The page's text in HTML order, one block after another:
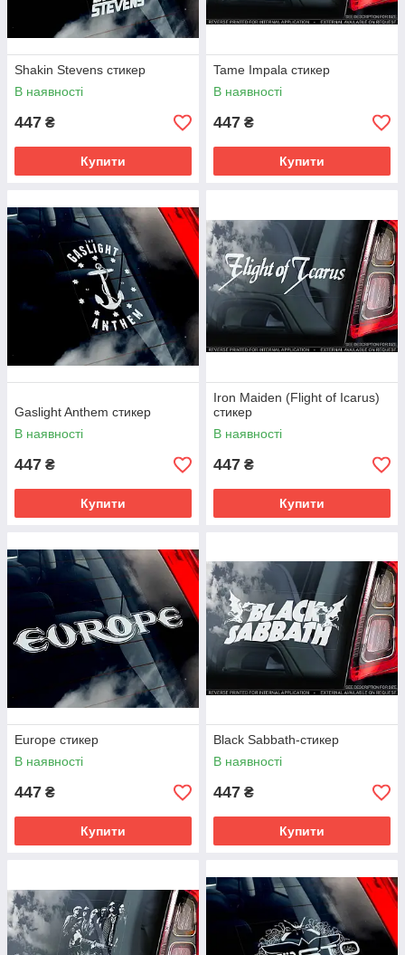
Shakin Stevens стикер
В наявності
447 ₴
Купити
Tame Impala стикер
В наявності
447 ₴
Купити
Gaslight Anthem стикер
В наявності
447 ₴
Купити
Iron Maiden (Flight of Icarus)
стикер
В наявності
447 ₴
Купити
Europe стикер
В наявності
447 ₴
Купити
Black Sabbath-стикер
В наявності
447 ₴
Купити